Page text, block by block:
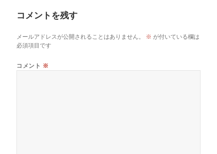
コメントを残す
メールアドレスが公開されることはありません。 ※ が付いている欄は
必須項目です
コメント ※